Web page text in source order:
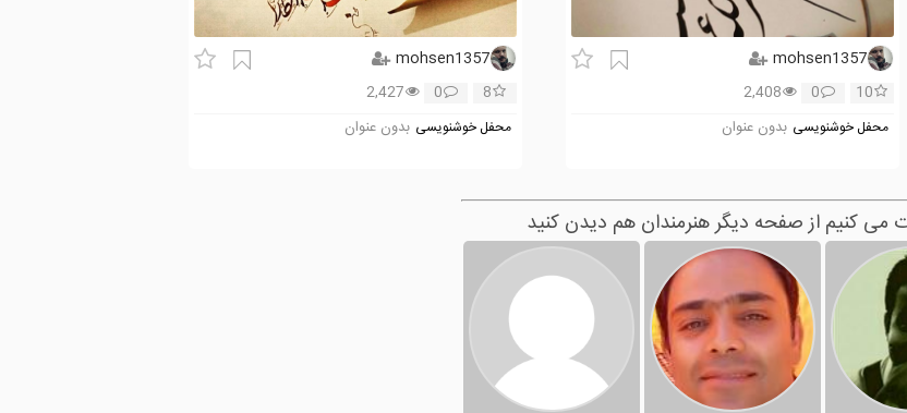
mohsen1357
10
0
2,408
محفل خوشنویسی بدون عنوان
mohsen1357
8
0
2,427
محفل خوشنویسی بدون عنوان
می کنیم از صفحه دیگر هنرمندان هم دیدن کنید